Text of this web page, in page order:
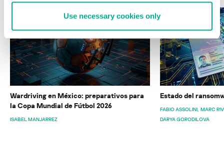
Use necessary cookies only
Wardriving en México: preparativos para
la Copa Mundial de Fútbol 2026
ISABEL MANJARREZ
Estado del
FABIO ASSOLINI MARC
DARYA GORODILOVA